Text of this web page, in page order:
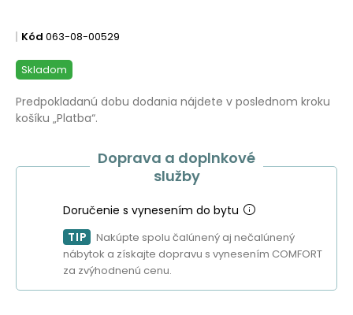
Kód 063-08-00529
Skladom
Predpokladanú dobu dodania nájdete v poslednom kroku
košíku „Platba“.
Doprava a doplnkové
služby
Doručenie s vynesením do bytu
TIP
Nakúpte spolu čalúnený aj nečalúnený
nábytok a získajte dopravu s vynesením COMFORT
za zvýhodnenú cenu.